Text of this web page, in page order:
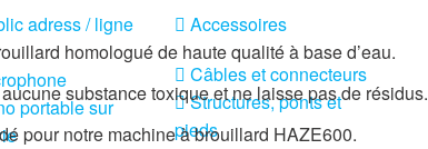
adress / ligne
portable sur
Accessoires
Câbles et connecteurs
Structures, ponts et
pieds
homologué de haute qualité à base d’eau.
substance toxique et ne laisse pas de résidus.
pour notre machine à brouillard HAZE600.